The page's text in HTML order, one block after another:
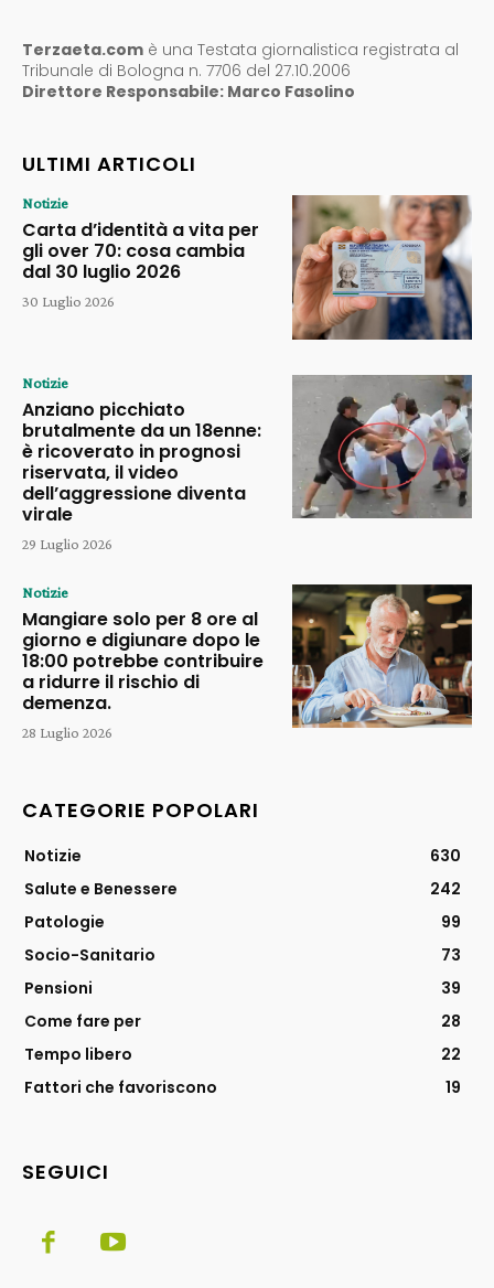
Terzaeta.com è una Testata giornalistica registrata al
Tribunale di Bologna n. 7706 del 27.10.2006
Direttore Responsabile: Marco Fasolino
ULTIMI ARTICOLI
Notizie
Carta d’identità a vita per
gli over 70: cosa cambia
dal 30 luglio 2026
30 Luglio 2026
Notizie
Anziano picchiato
brutalmente da un 18enne:
è ricoverato in prognosi
riservata, il video
dell’aggressione diventa
virale
29 Luglio 2026
Notizie
Mangiare solo per 8 ore al
giorno e digiunare dopo le
18:00 potrebbe contribuire
a ridurre il rischio di
demenza.
28 Luglio 2026
CATEGORIE POPOLARI
Notizie
630
Salute e Benessere
242
Patologie
99
Socio-Sanitario
73
Pensioni
39
Come fare per
28
Tempo libero
22
Fattori che favoriscono
19
SEGUICI